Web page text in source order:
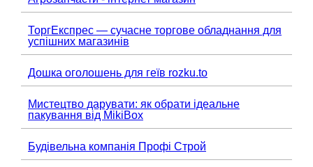
ТоргЕкспрес — сучасне торгове обладнання для
успішних магазинів
Дошка оголошень для геїв rozku.to
Мистецтво дарувати: як обрати ідеальне
пакування від MikiBox
Будівельна компанія Профі Строй